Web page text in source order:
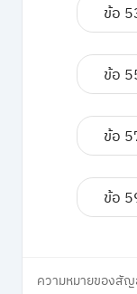
ข้อ
ข้อ
ข้อ
ข้อ
ความหมายของสั